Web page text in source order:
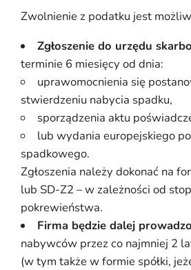
Zwolnienie z podatku jest
Zgłoszenie do urzędu
terminie 6 miesięcy od dnia:
uprawomocnienia się
stwierdzeniu nabycia spadku,
sporządzenia aktu
lub wydania europejskiego
spadkowego.
Zgłoszenia należy dokonać na
lub SD-Z2 – w zależności od
pokrewieństwa.
Firma będzie dalej
nabywców przez co najmniej 2
(w tym także w formie spółki,